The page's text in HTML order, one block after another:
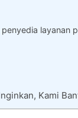
layanan
Kami